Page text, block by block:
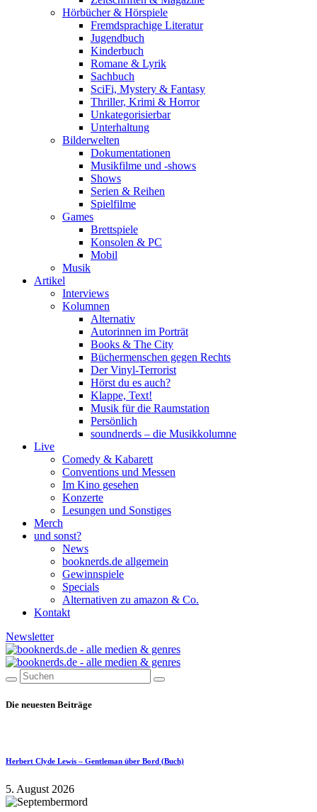
Hörbücher & Hörspiele
Fremdsprachige Literatur
Jugendbuch
Kinderbuch
Romane & Lyrik
Sachbuch
SciFi, Mystery & Fantasy
Thriller, Krimi & Horror
Unkategorisierbar
Unterhaltung
Bilderwelten
Dokumentationen
Musikfilme und -shows
Shows
Serien & Reihen
Spielfilme
Games
Brettspiele
Konsolen & PC
Mobil
Musik
Artikel
Interviews
Kolumnen
Alternativ
Autorinnen im Porträt
Books & The City
Büchermenschen gegen Rechts
Der Vinyl-Terrorist
Hörst du es auch?
Klappe, Text!
Musik für die Raumstation
Persönlich
soundnerds – die Musikkolumne
Live
Comedy & Kabarett
Conventions und Messen
Im Kino gesehen
Konzerte
Lesungen und Sonstiges
Merch
und sonst?
News
booknerds.de allgemein
Gewinnspiele
Specials
Alternativen zu amazon & Co.
Kontakt
Newsletter
Die neuesten Beiträge
Herbert Clyde Lewis – Gentleman über Bord (Buch)
5. August 2026